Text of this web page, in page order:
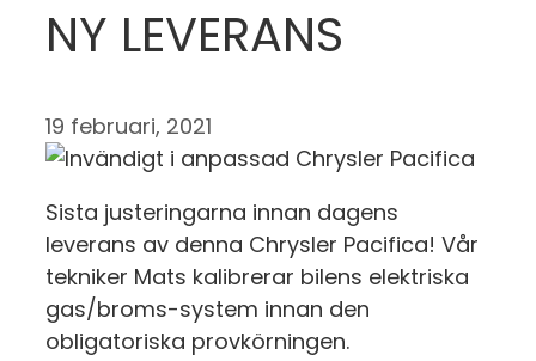
NY LEVERANS
19 februari, 2021
Sista justeringarna innan dagens
leverans av denna Chrysler Pacifica! Vår
tekniker Mats kalibrerar bilens elektriska
gas/broms-system innan den
obligatoriska provkörningen.